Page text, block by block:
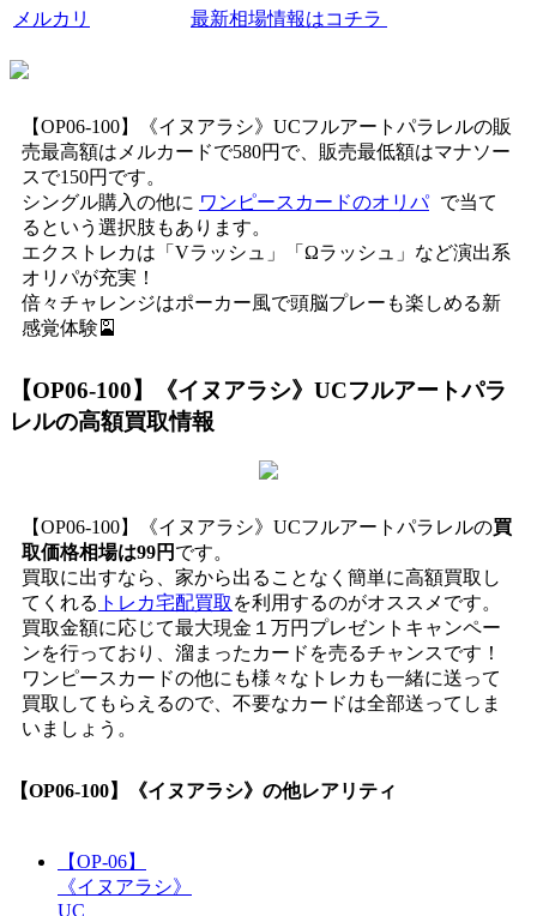
メルカリ
最新相場情報はコチラ
【OP06-100】《イヌアラシ》UCフルアートパラレルの販
売最高額はメルカードで580円で、販売最低額はマナソー
スで150円です。
シングル購入の他に ワンピースカードのオリパ で当て
るという選択肢もあります。
エクストレカは「Vラッシュ」「Ωラッシュ」など演出系
オリパが充実！
倍々チャレンジはポーカー風で頭脳プレーも楽しめる新
感覚体験🎴
【OP06-100】《イヌアラシ》UCフルアートパラ
レルの高額買取情報
【OP06-100】《イヌアラシ》UCフルアートパラレルの買
取価格相場は99円 です。
買取に出すなら、家から出ることなく簡単に高額買取し
てくれる トレカ宅配買取 を利用するのがオススメです。
買取金額に応じて最大現金１万円プレゼントキャンペー
ンを行っており、溜まったカードを売るチャンスです！
ワンピースカードの他にも様々なトレカも一緒に送って
買取してもらえるので、不要なカードは全部送ってしま
いましょう。
【OP06-100】《イヌアラシ》 の他レアリティ
【OP-06】
《イヌアラシ》
UC